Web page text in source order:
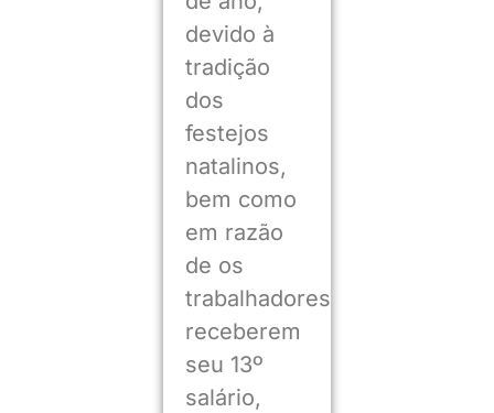
devido à
tradição
dos
festejos
natalinos,
bem como
em razão
de os
trabalhadores
receberem
seu 13º
salário,